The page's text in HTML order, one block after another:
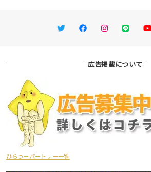
TwitterFacebookInstagram
LINE
広告掲載について
ひらつーパートナー一覧